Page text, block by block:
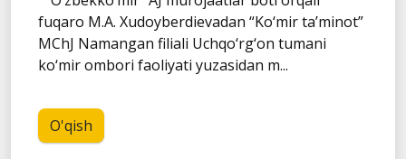
fuqaro M.A. Xudoyberdievadan “Ko‘mir ta’minot”
MChJ Namangan filiali Uchqo‘rg‘on tumani
ko‘mir ombori faoliyati yuzasidan m...
O'qish